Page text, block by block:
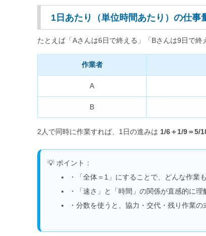
1日あたり（単位時間あたり）の仕事
たとえば「Aさんは6日で終える」「Bさんは9日で終
作業者
A
B
2人で同時に作業すれば、1日の進みは 1/6＋1/9＝5/
💡 ポイント：
・「全体＝1」にすることで、どんな作業
・「速さ」と「時間」の関係が直感的に理
・分数を使うと、協力・交代・残り作業